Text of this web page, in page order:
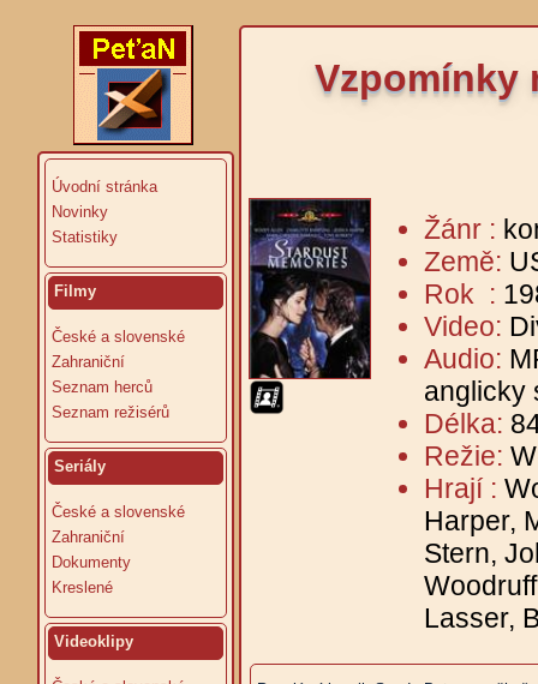
Úvodní stránka
Novinky
Statistiky
Filmy
České a slovenské
Zahraniční
Seznam herců
Seznam režisérů
Seriály
České a slovenské
Zahraniční
Dokumenty
Kreslené
Videoklipy
Vzpomínky
Žánr :
Země:
Rok :
Video:
Audio:
anglicky
Délka:
Režie:
Hrají :
Harper,
Stern,
Lasser,